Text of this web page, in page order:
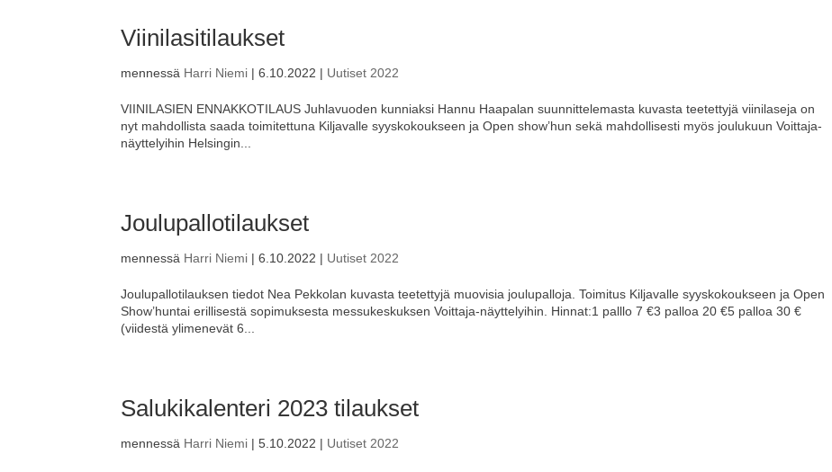
Viinilasitilaukset
mennessä Harri Niemi |6.10.2022 | Uutiset 2022
VIINILASIEN ENNAKKOTILAUS Juhlavuoden kunniaksi Hannu Haapalan suunnittelemasta kuvasta teetettyjä viinilaseja on
nyt mahdollista saada toimitettuna Kiljavalle syyskokoukseen ja Open show’hun sekä mahdollisesti myös joulukuun Voittaja-
näyttelyihin Helsingin...
Joulupallotilaukset
mennessä Harri Niemi |6.10.2022 | Uutiset 2022
Joulupallotilauksen tiedot Nea Pekkolan kuvasta teetettyjä muovisia joulupalloja. Toimitus Kiljavalle syyskokoukseen ja Open
Show’huntai erillisestä sopimuksesta messukeskuksen Voittaja-näyttelyihin. Hinnat:1 palllo 7 €3 palloa 20 €5 palloa 30 €
(viidestä ylimenevät 6...
Salukikalenteri 2023 tilaukset
mennessä Harri Niemi |5.10.2022 | Uutiset 2022